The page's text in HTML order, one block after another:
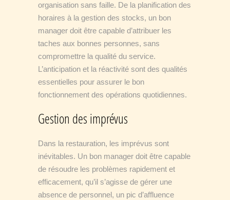
organisation sans faille. De la planification des
horaires à la gestion des stocks, un bon
manager doit être capable d’attribuer les
taches aux bonnes personnes, sans
compromettre la qualité du service.
L’anticipation et la réactivité sont des qualités
essentielles pour assurer le bon
fonctionnement des opérations quotidiennes.
Gestion des imprévus
Dans la restauration, les imprévus sont
inévitables. Un bon manager doit être capable
de résoudre les problèmes rapidement et
efficacement, qu’il s’agisse de gérer une
absence de personnel, un pic d’affluence